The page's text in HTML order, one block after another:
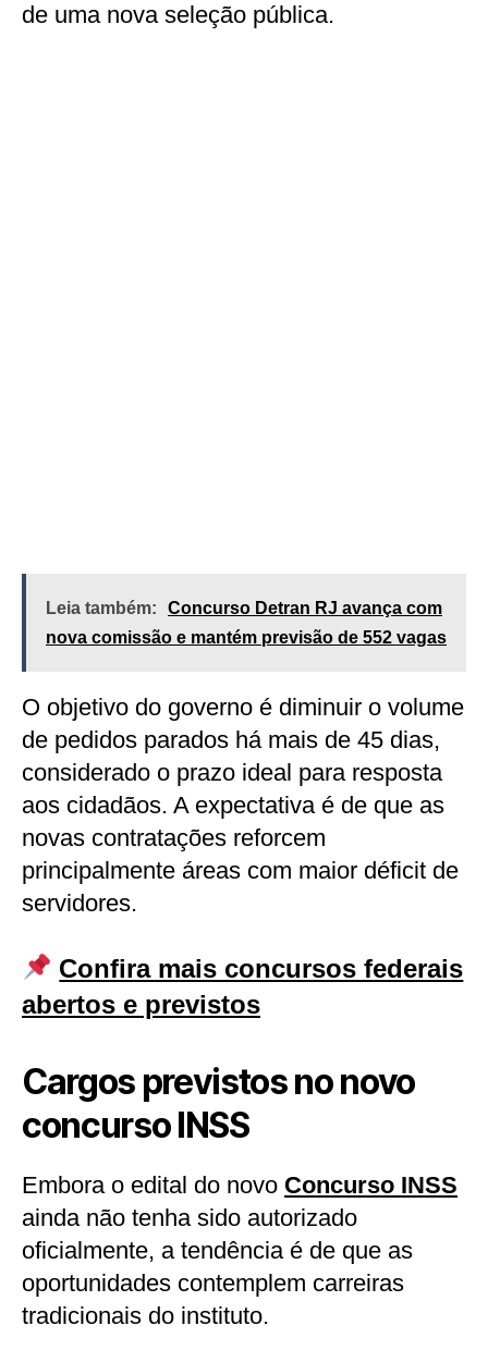
de uma nova seleção pública.
Leia também:
Concurso Detran RJ avança com
nova comissão e mantém previsão de 552 vagas
O objetivo do governo é diminuir o volume
de pedidos parados há mais de 45 dias,
considerado o prazo ideal para resposta
aos cidadãos. A expectativa é de que as
novas contratações reforcem
principalmente áreas com maior déficit de
servidores.
Confira mais concursos federais
abertos e previstos
Cargos previstos no novo
concurso INSS
Embora o edital do novo Concurso INSS
ainda não tenha sido autorizado
oficialmente, a tendência é de que as
oportunidades contemplem carreiras
tradicionais do instituto.